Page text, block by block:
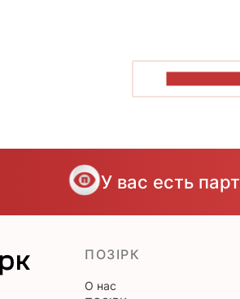
У вас есть
ПОЗІРК
О нас